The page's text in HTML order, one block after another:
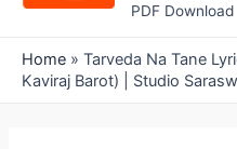
PDF Download
Home » Tarveda Na Tane
Kaviraj Barot) | Studio